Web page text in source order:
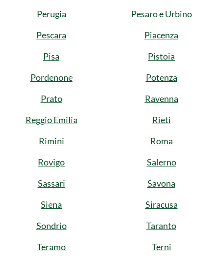
Perugia
Pesaro e Urbino
Pescara
Piacenza
Pisa
Pistoia
Pordenone
Potenza
Prato
Ravenna
Reggio Emilia
Rieti
Rimini
Roma
Rovigo
Salerno
Sassari
Savona
Siena
Siracusa
Sondrio
Taranto
Teramo
Terni